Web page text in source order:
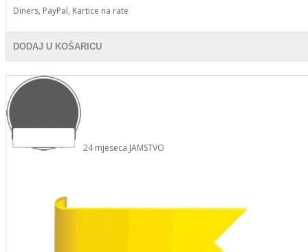
Diners, PayPal, Kartice na rate
DODAJ U KOŠARICU
24 mjeseca JAMSTVO